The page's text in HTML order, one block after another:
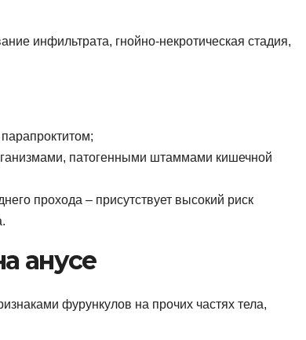
инфильтрата, гнойно-некротическая стадия,
патогенными штаммами кишечной
прохода – присутствует высокий риск
анусе
фурункулов на прочих частях тела,